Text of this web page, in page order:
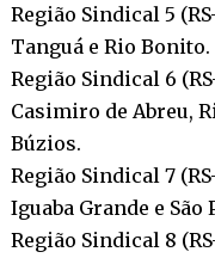
Região Sindical 5
Tanguá e Rio Bonito.
Região Sindical 6
Casimiro de Abreu,
Búzios.
Região Sindical 7
Iguaba Grande e São
Região Sindical 8